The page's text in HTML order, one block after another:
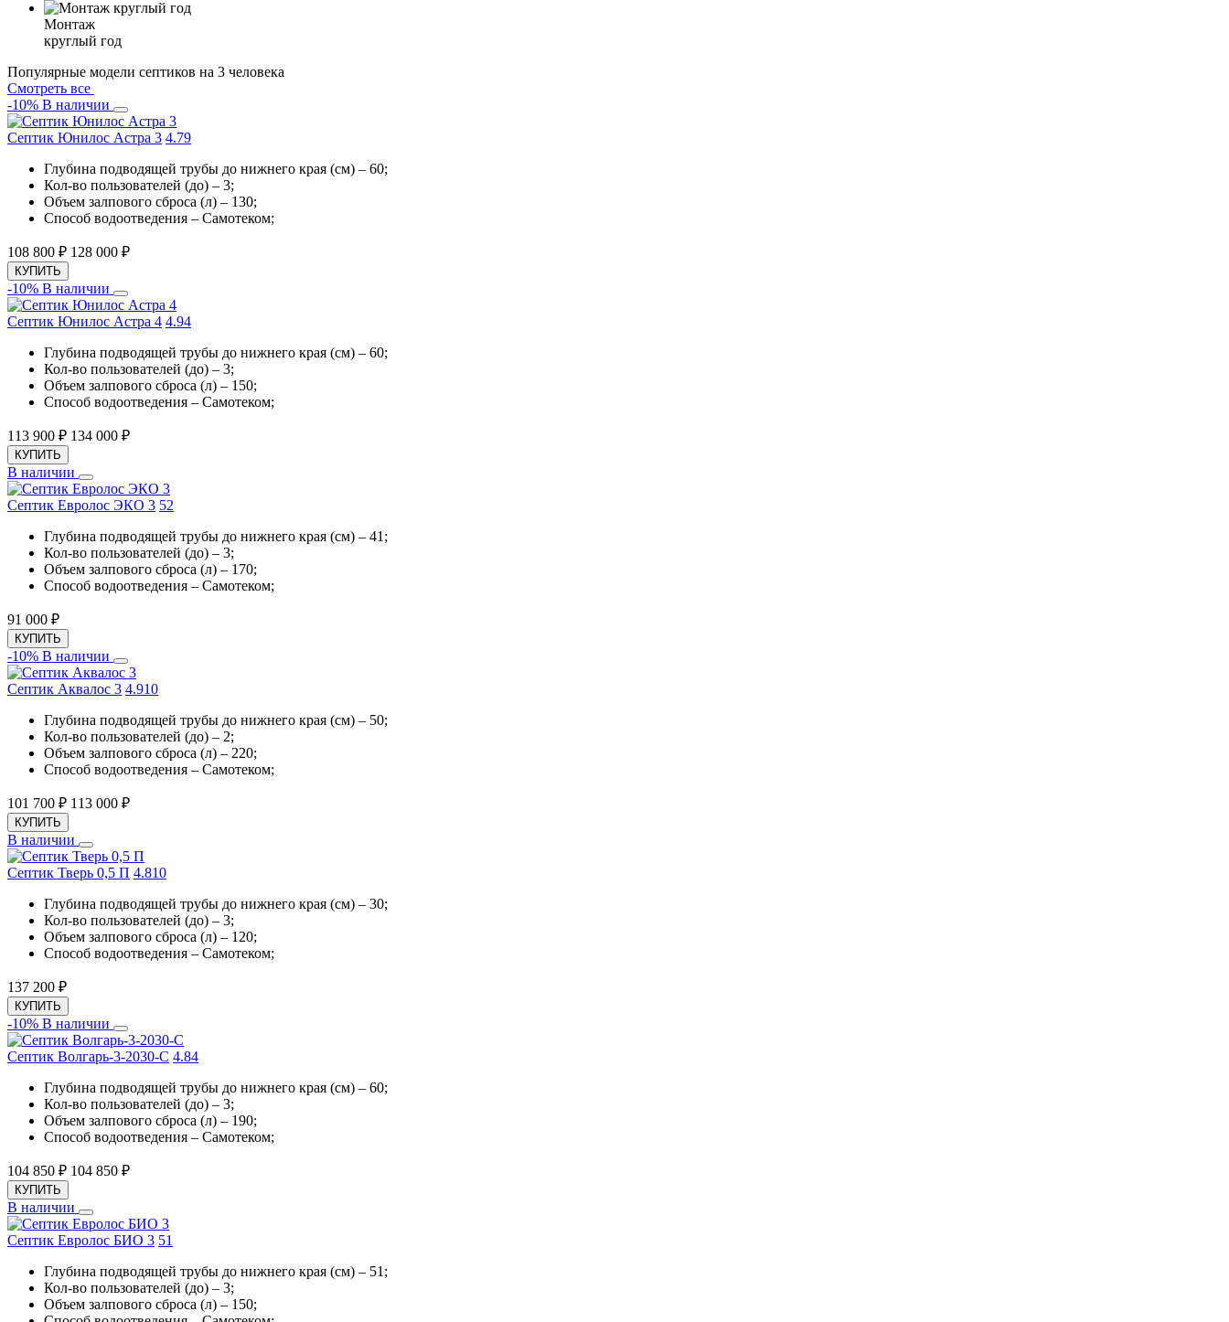
Монтаж
круглый год
Популярные модели септиков на 3 человека
Смотреть все
-10% В наличии
Септик Юнилос Астра 3 4.79
Глубина подводящей трубы до нижнего края (см) – 60;
Кол-во пользователей (до) – 3;
Объем залпового сброса (л) – 130;
Способ водоотведения – Самотеком;
108 800 ₽ 128 000 ₽
КУПИТЬ
-10% В наличии
Септик Юнилос Астра 4 4.94
Глубина подводящей трубы до нижнего края (см) – 60;
Кол-во пользователей (до) – 3;
Объем залпового сброса (л) – 150;
Способ водоотведения – Самотеком;
113 900 ₽ 134 000 ₽
КУПИТЬ
В наличии
Септик Евролос ЭКО 3 52
Глубина подводящей трубы до нижнего края (см) – 41;
Кол-во пользователей (до) – 3;
Объем залпового сброса (л) – 170;
Способ водоотведения – Самотеком;
91 000 ₽
КУПИТЬ
-10% В наличии
Септик Аквалос 3 4.910
Глубина подводящей трубы до нижнего края (см) – 50;
Кол-во пользователей (до) – 2;
Объем залпового сброса (л) – 220;
Способ водоотведения – Самотеком;
101 700 ₽ 113 000 ₽
КУПИТЬ
В наличии
Септик Тверь 0,5 П 4.810
Глубина подводящей трубы до нижнего края (см) – 30;
Кол-во пользователей (до) – 3;
Объем залпового сброса (л) – 120;
Способ водоотведения – Самотеком;
137 200 ₽
КУПИТЬ
-10% В наличии
Септик Волгарь-3-2030-С 4.84
Глубина подводящей трубы до нижнего края (см) – 60;
Кол-во пользователей (до) – 3;
Объем залпового сброса (л) – 190;
Способ водоотведения – Самотеком;
104 850 ₽ 104 850 ₽
КУПИТЬ
В наличии
Септик Евролос БИО 3 51
Глубина подводящей трубы до нижнего края (см) – 51;
Кол-во пользователей (до) – 3;
Объем залпового сброса (л) – 150;